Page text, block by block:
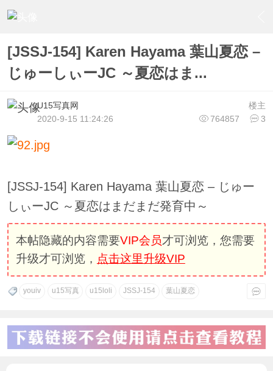
[JSSJ-154] Karen Hayama 葉山夏恋 –
じゅーしぃーJC ～夏恋はま...
楼主
U15写真网
764857
3
2020-9-15 11:24:26
[JSSJ-154] Karen Hayama 葉山夏恋 – じゅー
しぃーJC ～夏恋はまだまだ発育中～
本帖隐藏的内容需要VIP会员才可浏览，您需要
升级才可浏览， 点击这里升级VIP
youiv u15写真 u15loli JSSJ-154 葉山夏恋